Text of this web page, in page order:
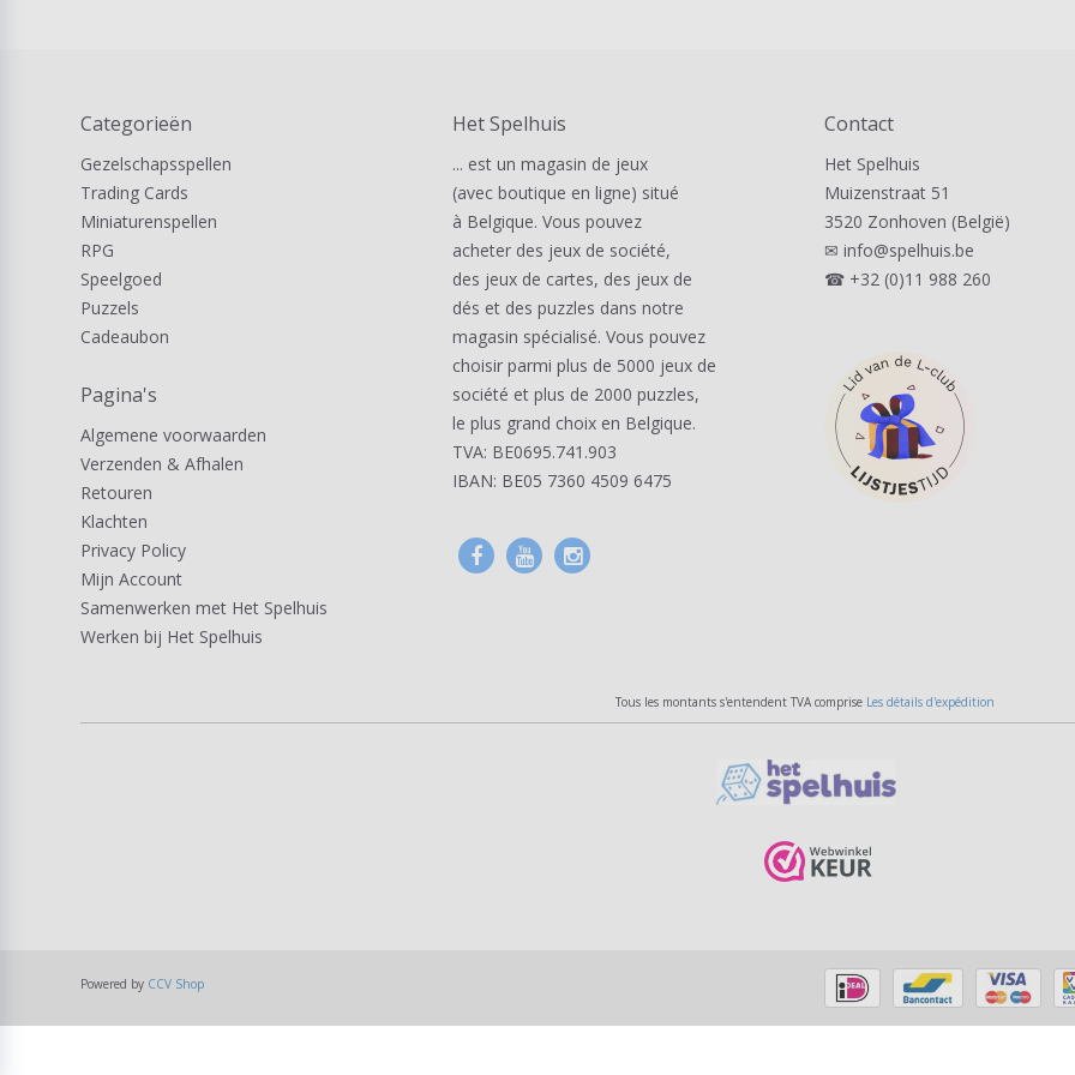
Categorieën
Gezelschapsspellen
Trading Cards
Miniaturenspellen
RPG
Speelgoed
Puzzels
Cadeaubon
Pagina's
Algemene voorwaarden
Verzenden & Afhalen
Retouren
Klachten
Privacy Policy
Mijn Account
Samenwerken met Het Spelhuis
Werken bij Het Spelhuis
Het Spelhuis
... est un magasin de jeux
(avec boutique en ligne) situé
à Belgique. Vous pouvez
acheter des jeux de société,
des jeux de cartes, des jeux de
dés et des puzzles dans notre
magasin spécialisé. Vous pouvez
choisir parmi plus de 5000 jeux de
société et plus de 2000 puzzles,
le plus grand choix en Belgique.
TVA: BE0695.741.903
IBAN: BE05 7360 4509 6475
Contact
Het Spelhuis
Muizenstraat 51
3520 Zonhoven (België)
✉ info@spelhuis.be
☎ +32 (0)11 988 260
Tous les montants s'entendent TVA comprise Les détails d'expédition
Powered by CCV Shop